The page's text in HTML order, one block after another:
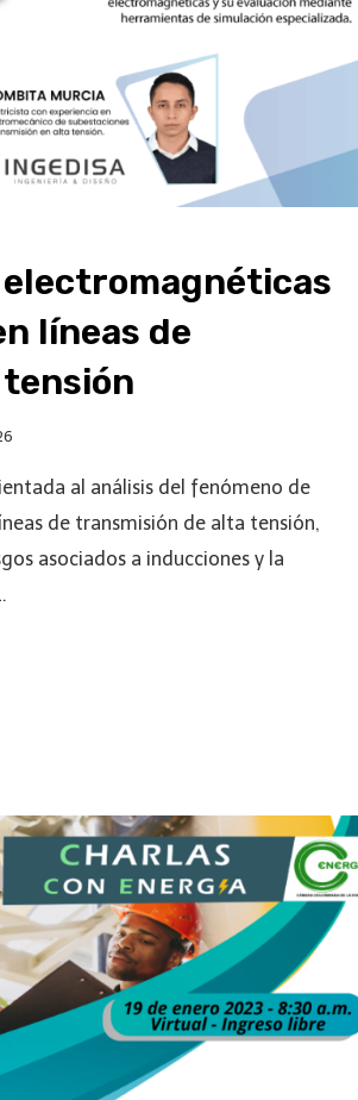
líneas de
al análisis del fenómeno de
de transmisión de alta tensión,
asociados a inducciones y la